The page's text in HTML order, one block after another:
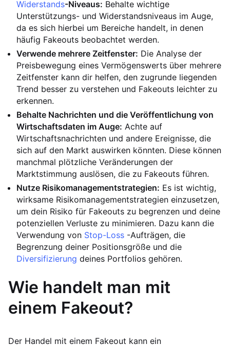
Widerstands-Niveaus: Behalte wichtige
Unterstützungs- und Widerstandsniveaus im Auge,
da es sich hierbei um Bereiche handelt, in denen
häufig Fakeouts beobachtet werden.
Verwende mehrere Zeitfenster: Die Analyse der
Preisbewegung eines Vermögenswerts über mehrere
Zeitfenster kann dir helfen, den zugrunde liegenden
Trend besser zu verstehen und Fakeouts leichter zu
erkennen.
Behalte Nachrichten und die Veröffentlichung von
Wirtschaftsdaten im Auge: Achte auf
Wirtschaftsnachrichten und andere Ereignisse, die
sich auf den Markt auswirken könnten. Diese können
manchmal plötzliche Veränderungen der
Marktstimmung auslösen, die zu Fakeouts führen.
Nutze Risikomanagementstrategien: Es ist wichtig,
wirksame Risikomanagementstrategien einzusetzen,
um dein Risiko für Fakeouts zu begrenzen und deine
potenziellen Verluste zu minimieren. Dazu kann die
Verwendung von Stop-Loss -Aufträgen, die
Begrenzung deiner Positionsgröße und die
Diversifizierung deines Portfolios gehören.
Wie handelt man mit
einem Fakeout?
Der Handel mit einem Fakeout kann ein